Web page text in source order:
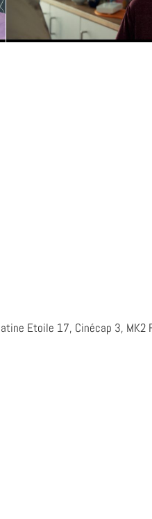
Etoile 17, Cinécap 3, MK2